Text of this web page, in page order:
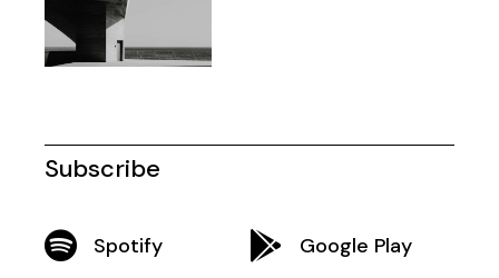
Subscribe
Spotify Google Play